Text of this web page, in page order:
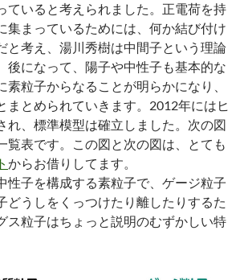
ていると考えられました。正電荷を持
集まっているためには、何か結び付け
と考え、湯川秀樹は中間子という理論
後になって、陽子や中性子も基本的な
素粒子からなることが明らかになり、
まとめられていきます。2012年にはヒ
れ、標準模型は確立しました。次の図
覧表です。この図と次の図は、とても
からお借りしてます。
性子を構成する素粒子で、ゲージ粒子
どうしをくっつけたり離したりするた
ス粒子はちょっと説明のむずかしい特